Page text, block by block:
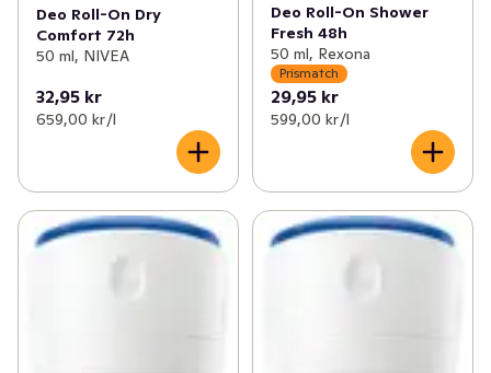
Deo Roll-On Dry
Comfort 72h
50 ml, NIVEA
32,95 kr
659,00 kr /l
Deo Roll-On Shower
Fresh 48h
50 ml, Rexona
Prismatch
29,95 kr
599,00 kr /l